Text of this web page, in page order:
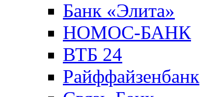
Банк «Элита»
НОМОС-БАНК
ВТБ 24
Райффайзенбанк